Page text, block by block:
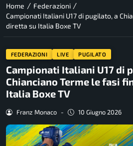
Home / Federazioni /
Campionati Italiani U17 di pugilato, a
diretta su Italia Boxe TV
FEDERAZIONI LIVE PUGILATO
Campionati Italiani U17 di
Chianciano Terme le fasi
Italia Boxe TV
Franz Monaco - 10 Giugno 2026